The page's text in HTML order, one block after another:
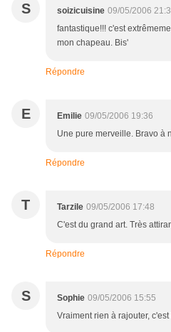
S soizicuisine 09/05/2006
fantastique!!! c'est
mon chapeau. Bis'
Répondre
E Emilie 09/05/2006 19:36
Une pure merveille. Bravo à
Répondre
T Tarzile 09/05/2006 17:48
C'est du grand art. Très
Répondre
S Sophie 09/05/2006 15:55
Vraiment rien à rajouter,